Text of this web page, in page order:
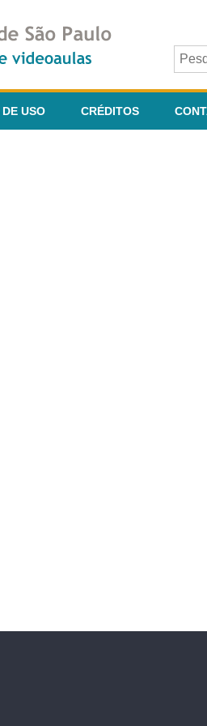
USO CRÉDITOS